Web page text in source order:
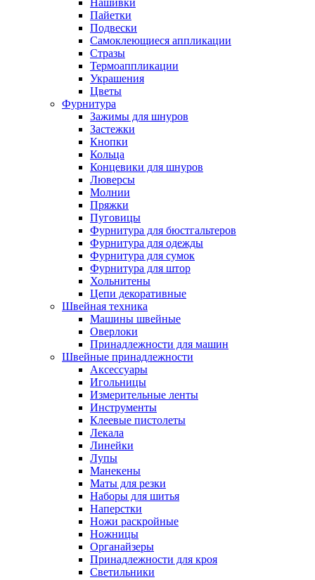
Нашивки
Пайетки
Подвески
Самоклеющиеся аппликации
Стразы
Термоаппликации
Украшения
Цветы
Фурнитура
Зажимы для шнуров
Застежки
Кнопки
Кольца
Концевики для шнуров
Люверсы
Молнии
Пряжки
Пуговицы
Фурнитура для бюстгальтеров
Фурнитура для одежды
Фурнитура для сумок
Фурнитура для штор
Хольнитены
Цепи декоративные
Швейная техника
Машины швейные
Оверлоки
Принадлежности для машин
Швейные принадлежности
Аксессуары
Игольницы
Измерительные ленты
Инструменты
Клеевые пистолеты
Лекала
Линейки
Лупы
Манекены
Маты для резки
Наборы для шитья
Наперстки
Ножи раскройные
Ножницы
Органайзеры
Принадлежности для кроя
Светильники